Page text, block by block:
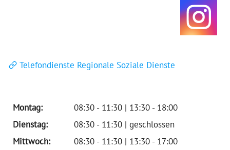
Telefondienste Regionale Soziale Dienste
Montag:
08:30 - 11:30 | 13:30 - 18:00
Dienstag:
08:30 - 11:30 | geschlossen
Mittwoch:
08:30 - 11:30 | 13:30 - 17:00